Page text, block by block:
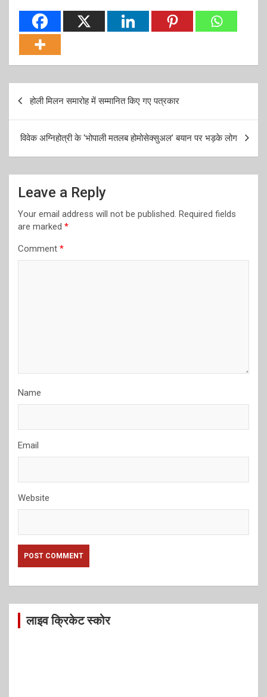
Post
होली मिलन समारोह में सम्मानित किए गए पत्रकार
विवेक अग्निहोत्री के ‘भोपाली मतलब होमोसेक्सुअल’ बयान पर भड़के लोग
Leave a Reply
Your email address will not be published. Required fields
are marked *
Comment *
Name
Email
Website
लाइव क्रिकेट स्कोर